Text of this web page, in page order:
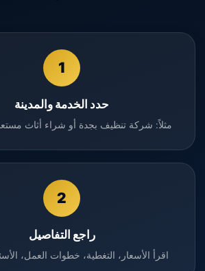
1
حدد الخدمة والمدينة
مثلاً: شركة تنظيف بجدة أو شراء أثاث
2
راجع التفاصيل
اقرأ الأسعار، التغطية، خطوات العمل،